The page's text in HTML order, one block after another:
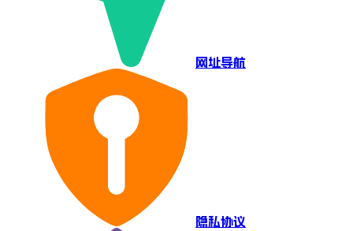
网址导航
隐私协议